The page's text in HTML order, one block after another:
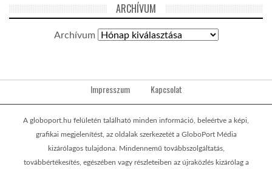
ARCHÍVUM
Archívum
Impresszum Kapcsolat
A globoport.hu felületén található minden információ, beleértve a képi,
grafikai megjelenítést, az oldalak szerkezetét a GloboPort Média
kizárólagos tulajdona. Mindennemű továbbszolgáltatás,
továbbértékesítés, egészében vagy részleteiben az újraközlés kizárólag a